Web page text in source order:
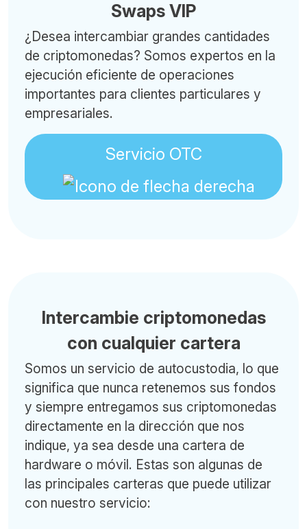
Swaps VIP
¿Desea intercambiar grandes cantidades
de criptomonedas? Somos expertos en la
ejecución eficiente de operaciones
importantes para clientes particulares y
empresariales.
Servicio OTC
Intercambie criptomonedas
con cualquier cartera
Somos un servicio de autocustodia, lo que
significa que nunca retenemos sus fondos
y siempre entregamos sus criptomonedas
directamente en la dirección que nos
indique, ya sea desde una cartera de
hardware o móvil. Estas son algunas de
las principales carteras que puede utilizar
con nuestro servicio: